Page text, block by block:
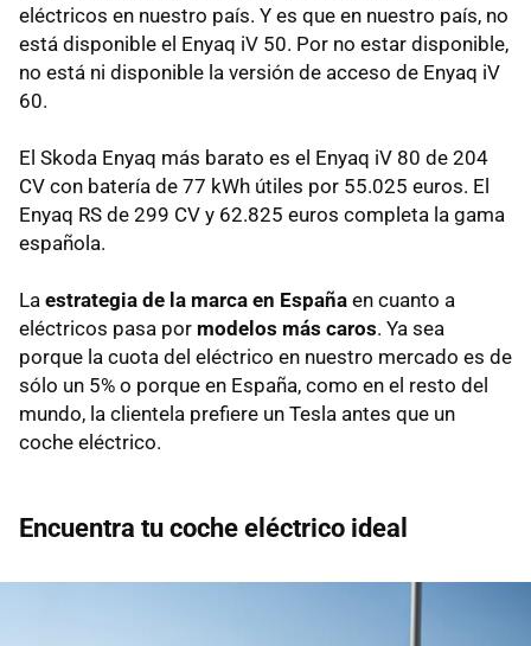
eléctricos en nuestro país. Y es que en nuestro país, no
está disponible el Enyaq iV 50. Por no estar disponible,
no está ni disponible la versión de acceso de Enyaq iV
60.
El Skoda Enyaq más barato es el Enyaq iV 80 de 204
CV con batería de 77 kWh útiles por 55.025 euros. El
Enyaq RS de 299 CV y 62.825 euros completa la gama
española.
La estrategia de la marca en España en cuanto a
eléctricos pasa por modelos más caros. Ya sea
porque la cuota del eléctrico en nuestro mercado es de
sólo un 5% o porque en España, como en el resto del
mundo, la clientela prefiere un Tesla antes que un
coche eléctrico.
Encuentra tu coche eléctrico ideal